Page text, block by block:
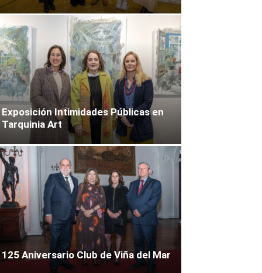
Exposición Intimidades Públicas en
Tarquinia Art
125 Aniversario Club de Viña del Mar